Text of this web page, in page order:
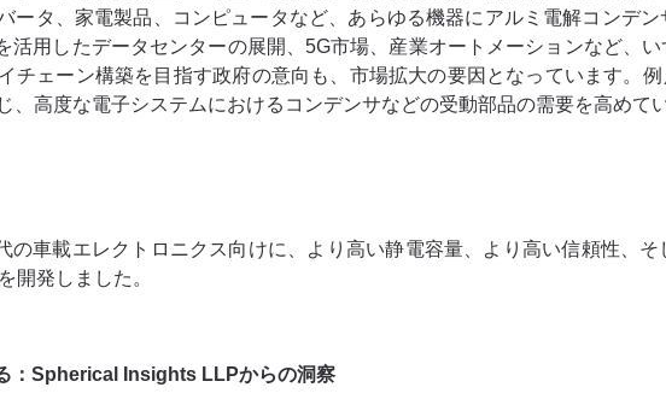
ータ、家電製品、コンピュータなど、あらゆる機器にアルミ電解コンデ
用したデータセンターの展開、5G市場、産業オートメーションなど、い
チェーン構築を目指す政府の意向も、市場拡大の要因となっています。
高度な電子システムにおけるコンデンサなどの受動部品の需要を高めてい
の車載エレクトロニクス向けに、より高い静電容量、より高い信頼性、
開発しました。
：Spherical Insights LLPからの洞察